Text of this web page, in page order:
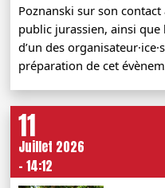
Poznanski sur son contact
public jurassien, ainsi
d’un des
préparation de cet
11
Juillet 2026
- 14:12